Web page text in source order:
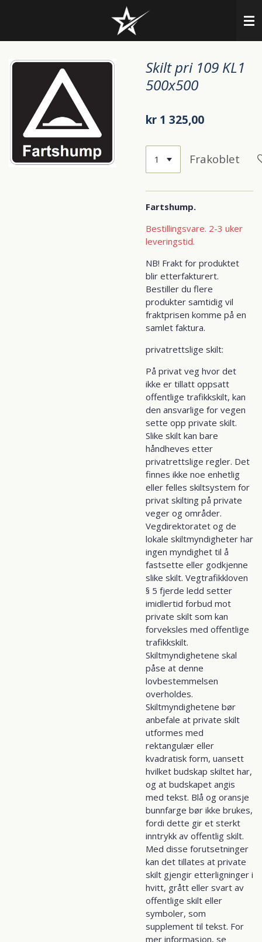
Skilt pri 109 KL1
500x500
kr 1 325,00
Frakoblet
Fartshump.
Bestillingsvare. 2-3 uker
leveringstid.
NB! Frakt for produktet
blir etterfakturert.
Bestiller du flere
produkter samtidig vil
fraktprisen komme på en
samlet faktura.
privatrettslige skilt:
På privat veg hvor det
ikke er tillatt oppsatt
offentlige trafikkskilt, kan
den ansvarlige for vegen
sette opp private skilt.
Slike skilt kan bare
håndheves etter
privatrettslige regler. Det
finnes ikke noe enhetlig
eller felles skiltsystem for
privat skilting på private
veger og områder.
Vegdirektoratet og de
lokale skiltmyndigheter har
ingen myndighet til å
fastsette eller godkjenne
slike skilt. Vegtrafikkloven
§ 5 fjerde ledd setter
imidlertid forbud mot
private skilt som kan
forveksles med offentlige
trafikkskilt.
Skiltmyndighetene skal
påse at denne
lovbestemmelsen
overholdes.
Skiltmyndighetene bør
anbefale at private skilt
utformes med
rektangulær eller
kvadratisk form, uansett
hvilket budskap skiltet har,
og at budskapet angis
med tekst. Blå og oransje
bunnfarge bør ikke brukes,
fordi dette gir et sterkt
inntrykk av offentlig skilt.
Med disse forutsetninger
kan det tillates at private
skilt gjengir etterligninger i
hvitt, grått eller svart av
offentlige skilt eller
symboler, som
supplement til tekst. For
mer informasjon, se